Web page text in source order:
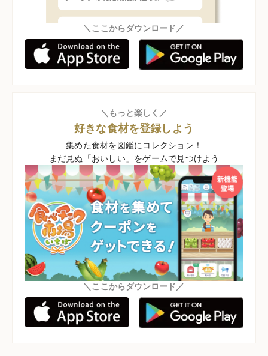
＼ここからダウンロード／
＼もっと楽しく／
好きな食材を登録しよう
集めた食材を図鑑にコレクション！
まだ見ぬ「おいしい」をゲームで見つけよう
＼ここからダウンロード／